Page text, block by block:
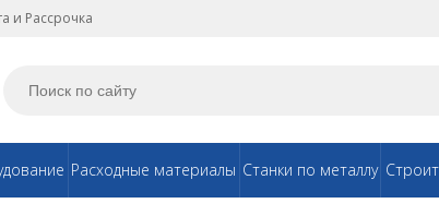
и Рассрочка
Расходные материалы Станки по металлу